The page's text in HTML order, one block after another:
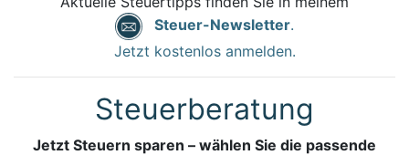
Steuer-Newsletter.
Jetzt kostenlos anmelden.
Steuerberatung
Jetzt Steuern sparen – wählen Sie die passende